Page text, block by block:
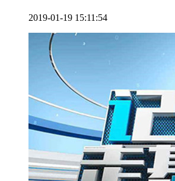
2019-01-19 15:11:54